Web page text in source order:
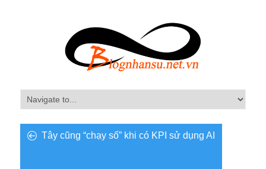
Tây cũng “chạy số” khi có KPI sử dụng AI